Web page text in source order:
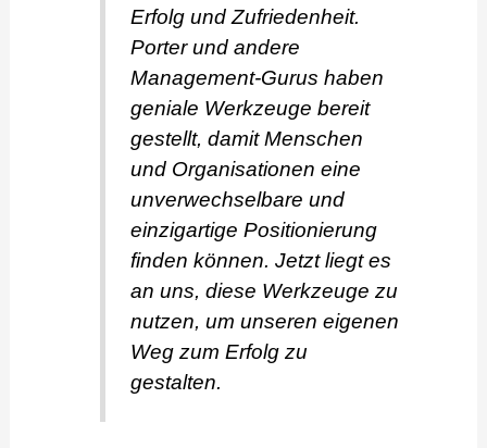
Erfolg und Zufriedenheit.
Porter und andere
Management-Gurus haben
geniale Werkzeuge bereit
gestellt, damit Menschen
und Organisationen eine
unverwechselbare und
einzigartige Positionierung
finden können. Jetzt liegt es
an uns, diese Werkzeuge zu
nutzen, um unseren eigenen
Weg zum Erfolg zu
gestalten.